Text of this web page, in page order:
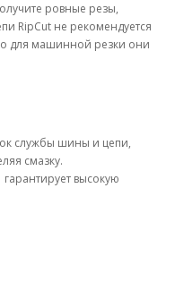
ровные резы,
RipCut не рекомендуется
для машинной резки они
службы шины и цепи,
смазку.
высокую